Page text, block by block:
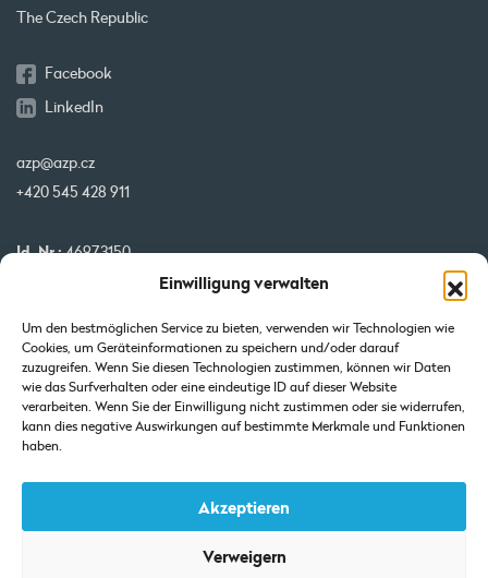
Einwilligung verwalten
Um den bestmöglichen Service zu bieten, verwenden wir Technologien wie
Cookies, um Geräteinformationen zu speichern und/oder darauf
zuzugreifen. Wenn Sie diesen Technologien zustimmen, können wir Daten
wie das Surfverhalten oder eine eindeutige ID auf dieser Website
verarbeiten. Wenn Sie der Einwilligung nicht zustimmen oder sie widerrufen,
kann dies negative Auswirkungen auf bestimmte Merkmale und Funktionen
haben.
Akzeptieren
Verweigern
The Czech Republic
Facebook
LinkedIn
azp@azp.cz
+420 545 428 911
Id. Nr.:46973150
CZ46973150
BIC:GIBA CZ PX
Unsere Projekte werden von der EU kofinanziert